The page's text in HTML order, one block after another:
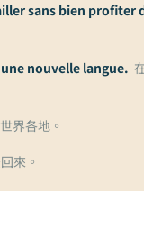
sans bien profiter
nouvelle langue.
界各地。
來。